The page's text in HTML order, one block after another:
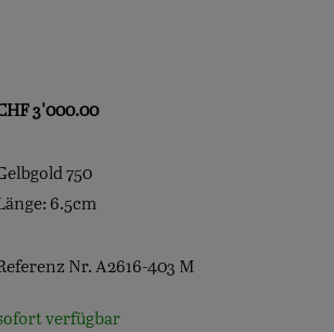
3'000.00
750
6.5cm
Nr. A2616-403 M
verfügbar